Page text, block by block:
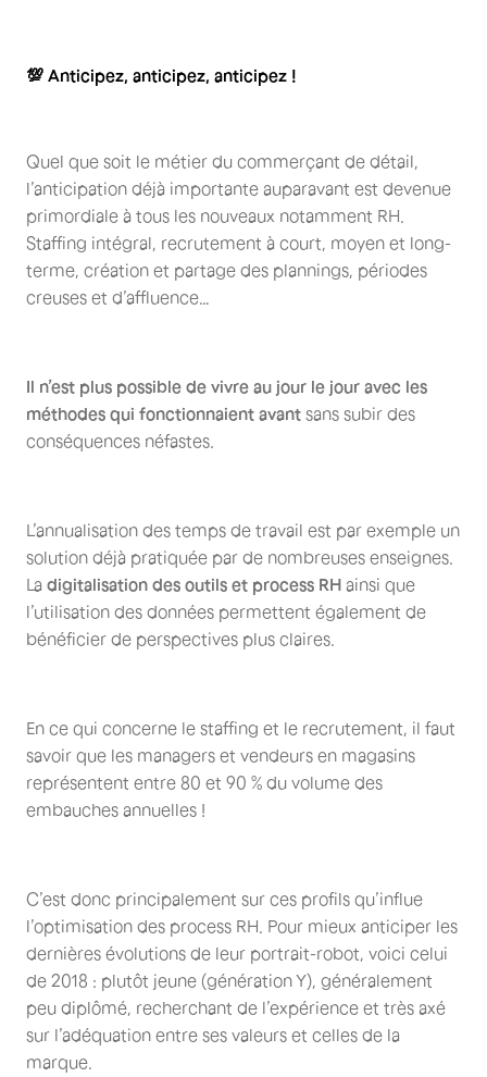
💯 Anticipez, anticipez, anticipez !
Quel que soit le métier du commerçant de détail,
l’anticipation déjà importante auparavant est devenue
primordiale à tous les nouveaux notamment RH.
Staffing intégral, recrutement à court, moyen et long-
terme, création et partage des plannings, périodes
creuses et d’affluence…
Il n’est plus possible de vivre au jour le jour avec les
méthodes qui fonctionnaient avant sans subir des
conséquences néfastes.
L’annualisation des temps de travail est par exemple un
solution déjà pratiquée par de nombreuses enseignes.
La digitalisation des outils et process RH ainsi que
l’utilisation des données permettent également de
bénéficier de perspectives plus claires.
En ce qui concerne le staffing et le recrutement, il faut
savoir que les managers et vendeurs en magasins
représentent entre 80 et 90 % du volume des
embauches annuelles !
C’est donc principalement sur ces profils qu’influe
l’optimisation des process RH. Pour mieux anticiper les
dernières évolutions de leur portrait-robot, voici celui
de 2018 : plutôt jeune (génération Y), généralement
peu diplômé, recherchant de l’expérience et très axé
sur l’adéquation entre ses valeurs et celles de la
marque.